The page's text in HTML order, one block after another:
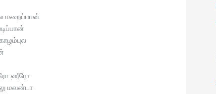
மறைப்பான்
ஹீரோ
மவன்டா